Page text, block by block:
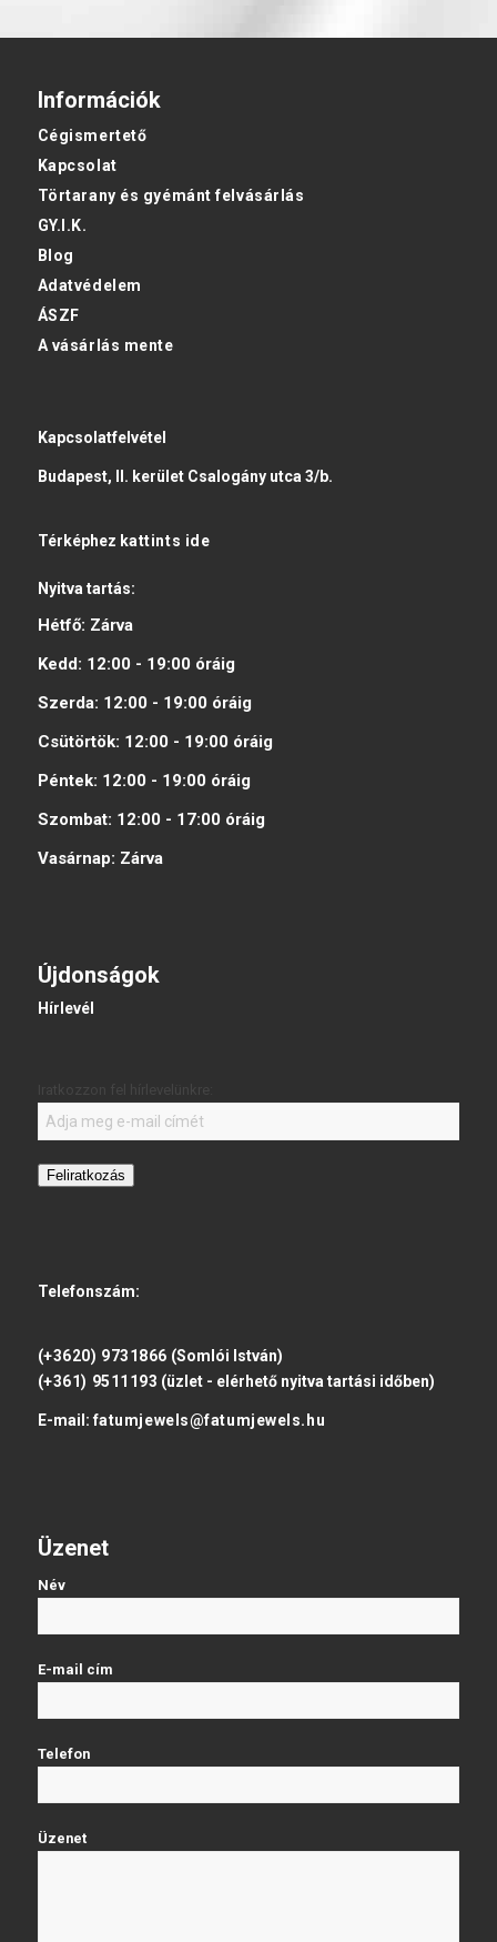
Információk
Cégismertető
Kapcsolat
Törtarany és gyémánt felvásárlás
GY.I.K.
Blog
Adatvédelem
ÁSZF
A vásárlás mente
Kapcsolatfelvétel
Budapest, II. kerület Csalogány utca 3/b.
Térképhez kattints ide
Nyitva tartás:
Hétfő: Zárva
Kedd: 12:00 - 19:00 óráig
Szerda: 12:00 - 19:00 óráig
Csütörtök: 12:00 - 19:00 óráig
Péntek: 12:00 - 19:00 óráig
Szombat: 12:00 - 17:00 óráig
Vasárnap: Zárva
Újdonságok
Hírlevél
Feliratkozás
Telefonszám:
(+3620) 9731866 (Somlói István)
(+361) 9511193 (üzlet - elérhető nyitva tartási időben)
E-mail: fatumjewels@fatumjewels.hu
Üzenet
Név
E-mail cím
Telefon
Üzenet